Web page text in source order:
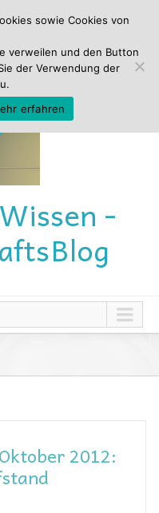
Wissen -
Blog
2012:
sowie Cookies von
verweilen und den Button
der Verwendung der
erfahren